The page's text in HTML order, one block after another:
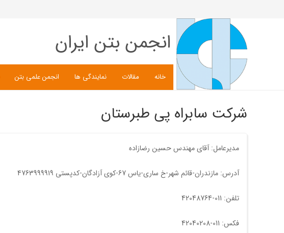
انجمن بتن ایران
خانه مقالات نمایندگی ها انجمن علمی بتن
شرکت سابراه پی طبرستان
مدیرعامل: آقای مهندس حسین رضازاده
آدرس: مازندران-قائم شهر-خ ساری-یاس 67-کوی آزادگان-کدپستی 4763999919
تلفن: 011-42048764
فکس: 011-42040208